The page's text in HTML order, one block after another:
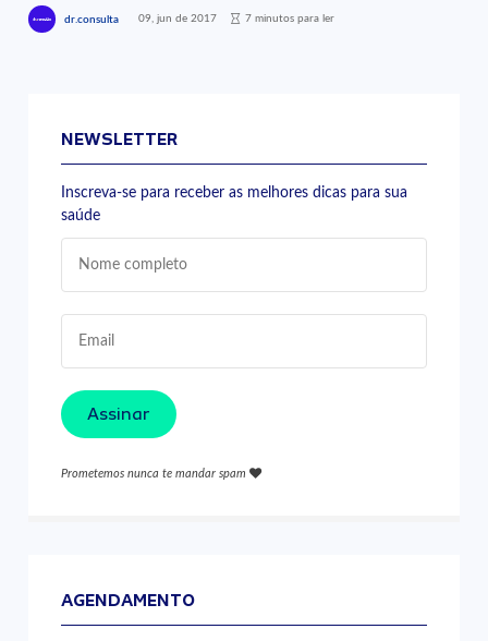
dr.consulta 09, jun de 2017 7 minutos para ler
NEWSLETTER
Inscreva-se para receber as melhores dicas para sua
saúde
Assinar
Prometemos nunca te mandar spam
AGENDAMENTO